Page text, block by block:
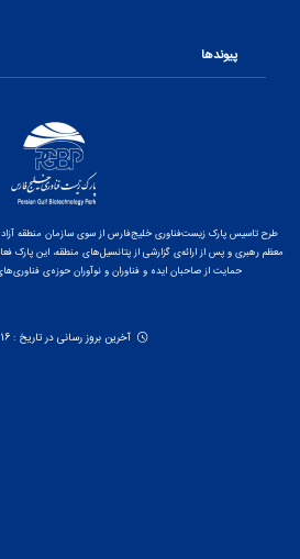
پیوندها
طرح تاسیس پارک زیست‌فناوری خلیج‌فارس از سوی سازمان منطقه آزاد
حمایت از صاحبان ایده و فناوران و نوآوران حوزه‌ی
آخرین بروز رسانی در تاریخ : 16 مهر 1400